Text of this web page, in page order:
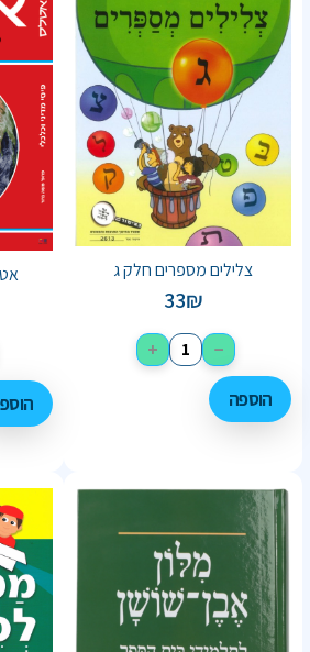
צלילים מספרים חלק ג
33₪
−
+
הוספה